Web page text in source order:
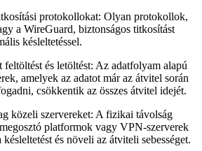
protokollokat: Olyan protokollok,
a WireGuard, biztonságos titkosítást
késleltetéssel.
feltöltést és letöltést: Az adatfolyam alapú
amelyek az adatot már az átvitel során
csökkentik az összes átvitel idejét.
közeli szervereket: A fizikai távolság
platformok vagy VPN-szerverek
késleltetést és növeli az átviteli sebességet.